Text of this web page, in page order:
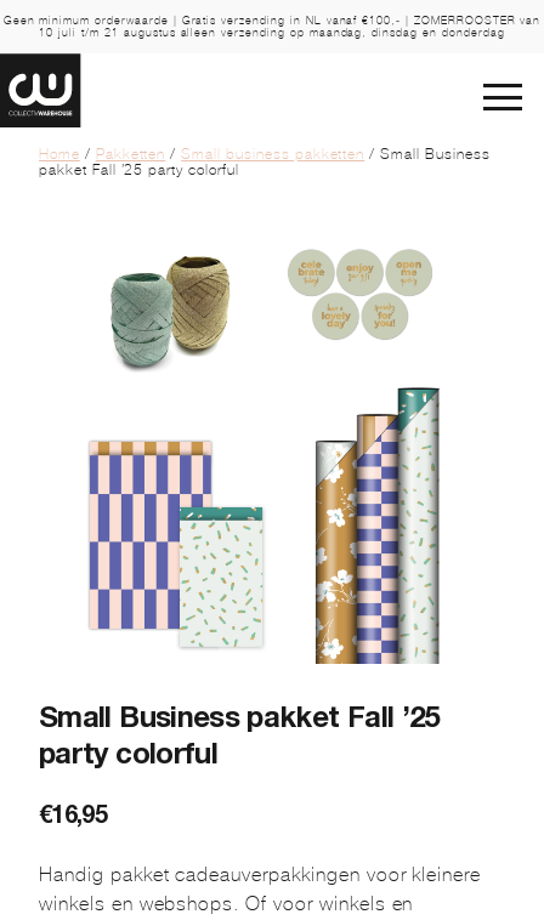
Geen minimum orderwaarde | Gratis verzending in NL vanaf €100,- | ZOMERROOSTER van
10 juli t/m 21 augustus alleen verzending op maandag, dinsdag en donderdag
Home / Pakketten /Small business pakketten / Small Business
pakket Fall ’25 party colorful
Small Business pakket Fall ’25
party colorful
€16,95
Handig pakket cadeauverpakkingen voor kleinere
winkels en webshops. Of voor winkels en